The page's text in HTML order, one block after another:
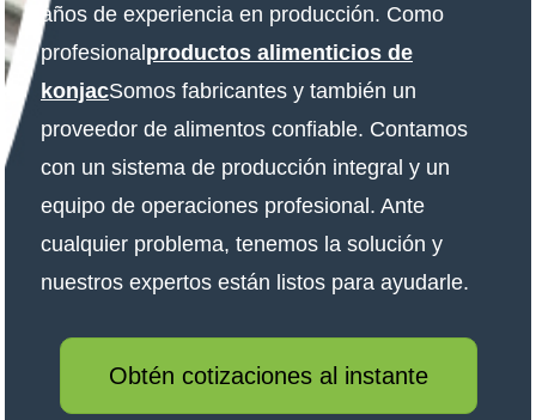
años de experiencia en producción. Como
profesionalproductos alimenticios de
konjacSomos fabricantes y también un
proveedor de alimentos confiable. Contamos
con un sistema de producción integral y un
equipo de operaciones profesional. Ante
cualquier problema, tenemos la solución y
nuestros expertos están listos para ayudarle.
Obtén cotizaciones al instante